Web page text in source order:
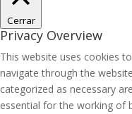
Cerrar
Privacy Overview
This website uses cookies
navigate through the
categorized as necessary
essential for the working of